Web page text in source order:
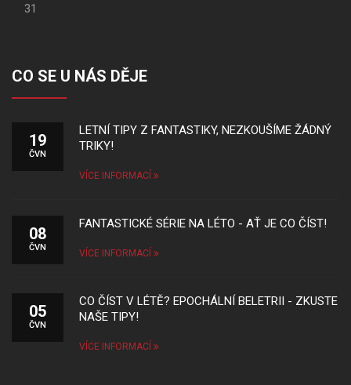
31
CO SE U NÁS DĚJE
19
ČVN
LETNÍ TIPY Z FANTASTIKY, NEZKOUŠÍME ŽÁDNÝ
TRIKY!
VÍCE INFORMACÍ
08
ČVN
FANTASTICKÉ SÉRIE NA LÉTO - AŤ JE CO ČÍST!
VÍCE INFORMACÍ
05
ČVN
CO ČÍST V LÉTĚ? EPOCHÁLNÍ BELETRII - ZKUSTE
NAŠE TIPY!
VÍCE INFORMACÍ